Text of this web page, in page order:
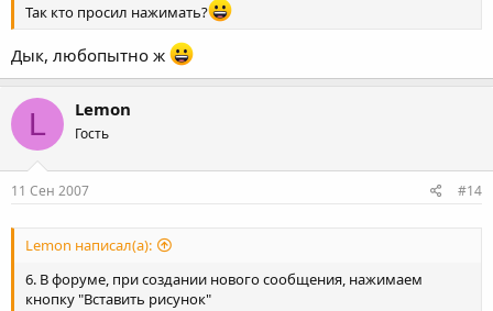
Так кто просил нажимать?
Дык, любопытно ж
L Lemon
Гость
11 Сен 2007 #14
Lemon написал(а):
6. В форуме, при создании нового сообщения, нажимаем
кнопку "Вставить рисунок"